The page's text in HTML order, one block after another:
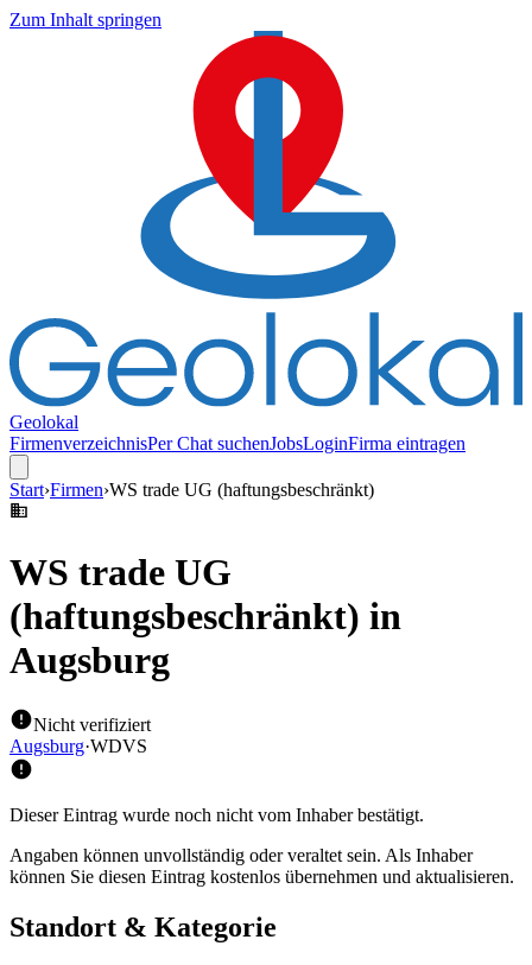
Zum Inhalt springen
Geolokal
FirmenverzeichnisPer Chat suchenJobsLoginFirma eintragen
Start›Firmen›WS trade UG (haftungsbeschränkt)
WS trade UG
(haftungsbeschränkt) in
Augsburg
Nicht verifiziert
Augsburg·WDVS
Dieser Eintrag wurde noch nicht vom Inhaber bestätigt.
Angaben können unvollständig oder veraltet sein. Als Inhaber
können Sie diesen Eintrag kostenlos übernehmen und aktualisieren.
Standort & Kategorie